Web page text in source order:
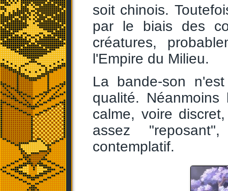
soit chinois.
par le biais des
créatures,
l'Empire du Milieu.
La bande-son
qualité.
calme, voire
assez
contemplatif.